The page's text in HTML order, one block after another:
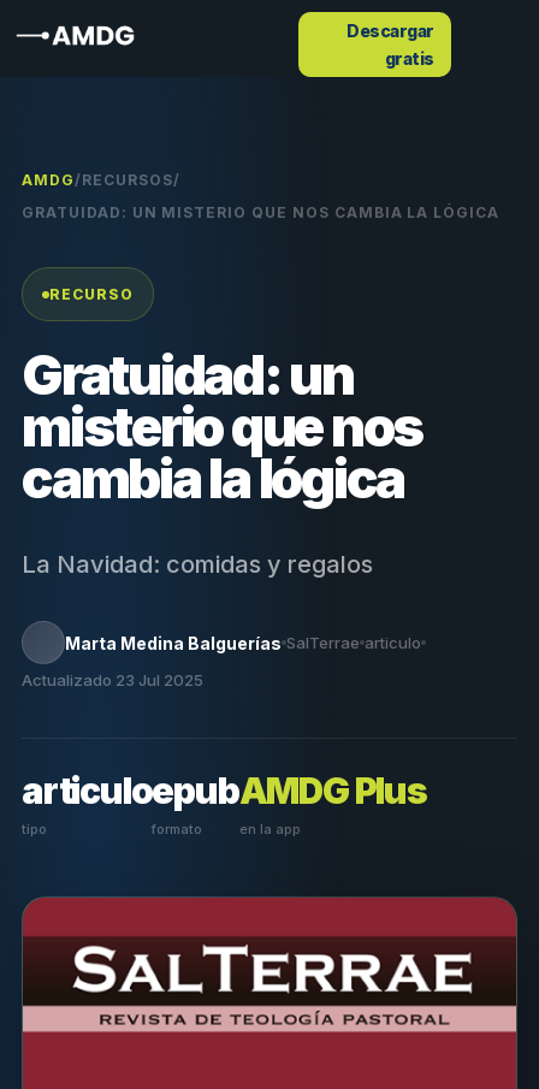
Descargar
gratis
AMDG/RECURSOS/
GRATUIDAD: UN MISTERIO QUE NOS CAMBIA LA LÓGICA
RECURSO
Gratuidad: un
misterio que nos
cambia la lógica
La Navidad: comidas y regalos
Marta Medina Balguerías SalTerrae articulo
Actualizado 23 Jul 2025
articulo
tipo
epub
formato
AMDG Plus
en la app